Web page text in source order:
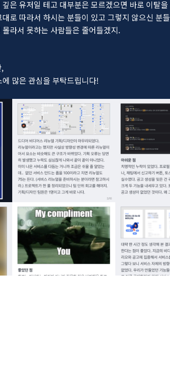
은 유저일 테고 대부분은 모르겠으면 바로 이탈
로 따라서 하시는 분들이 있고 그렇지 않으신 분
라서 못하는 사람들은 줄어들겠지.
많은 관심을 부탁드립니다!